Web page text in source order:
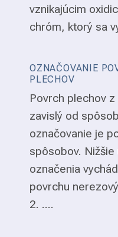
vznikajúcim
chróm, ktorý sa
OZNAČOVANIE
PLECHOV
Povrch plechov
zavislý od
označovanie je
spôsobov.
označenia
povrchu
2. ....